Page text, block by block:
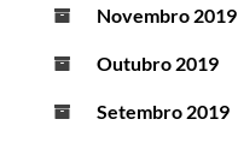
Novembro 2019
Outubro 2019
Setembro 2019